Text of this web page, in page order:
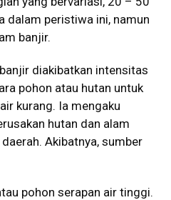
dalam peristiwa ini, namun
banjir.
diakibatkan intensitas
pohon atau hutan untuk
kurang. Ia mengaku
hutan dan alam
Akibatnya, sumber
pohon serapan air tinggi.